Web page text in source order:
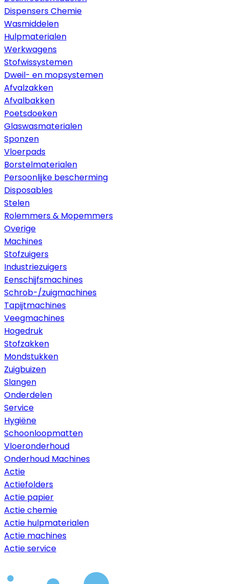
Dispensers Chemie
Wasmiddelen
Hulpmaterialen
Werkwagens
Stofwissystemen
Dweil- en mopsystemen
Afvalzakken
Afvalbakken
Poetsdoeken
Glaswasmaterialen
Sponzen
Vloerpads
Borstelmaterialen
Persoonlijke bescherming
Disposables
Stelen
Rolemmers & Mopemmers
Overige
Machines
Stofzuigers
Industriezuigers
Eenschijfsmachines
Schrob-/zuigmachines
Tapijtmachines
Veegmachines
Hogedruk
Stofzakken
Mondstukken
Zuigbuizen
Slangen
Onderdelen
Service
Hygiëne
Schoonloopmatten
Vloeronderhoud
Onderhoud Machines
Actie
Actiefolders
Actie papier
Actie chemie
Actie hulpmaterialen
Actie machines
Actie service